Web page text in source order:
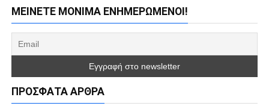
ΜΕΊΝΕΤΕ ΜΌΝΙΜΑ ΕΝΗΜΕΡΏΜΕΝΟΙ!
ΠΡΌΣΦΑΤΑ ΆΡΘΡΑ